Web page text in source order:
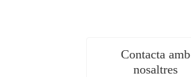
Contacta amb
nosaltres